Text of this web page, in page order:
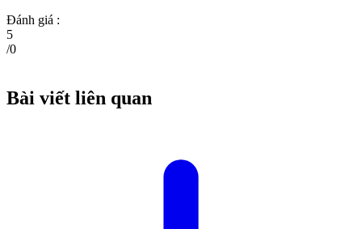
Đánh giá :
5
/0
Bài viết liên quan